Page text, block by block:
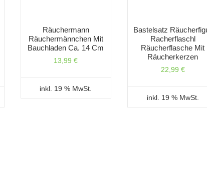
Räuchermann
Räuchermännchen Mit
Bauchladen Ca. 14 Cm
13,99€
inkl. 19 % MwSt.
Bastelsatz
Racherflaschl
Räucherflasche Mit
Räucherkerzen
22,99 €
inkl. 19 % MwSt.